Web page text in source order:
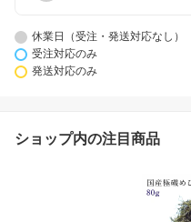
休業日（受注・発送対応なし）
受注対応のみ
発送対応のみ
ショップ内の注目商品